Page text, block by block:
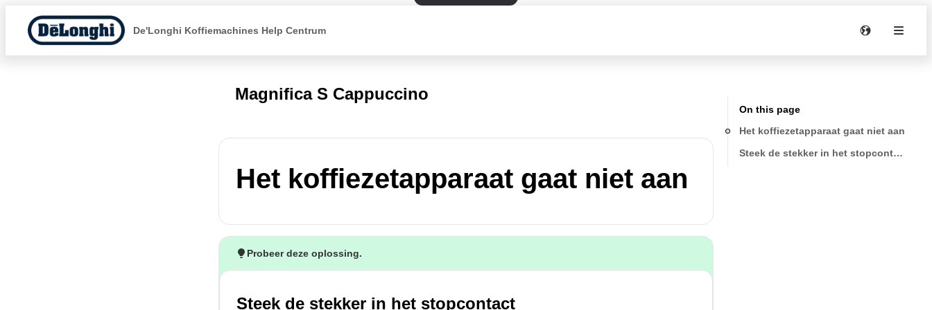
De'Longhi Koffiemachines Help Centrum
Magnifica S Cappuccino
Het koffiezetapparaat gaat niet aan
Probeer deze oplossing.
Steek de stekker in het stopcontact
On this page
Het koffiezetapparaat gaat niet aan
Steek de stekker in het stopcontact